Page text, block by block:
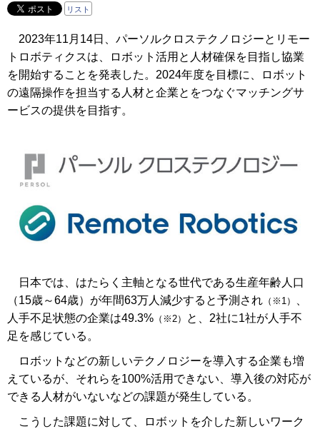
リスト
2023年11月14日、パーソルクロステクノロジーとリモー
トロボティクスは、ロボット活用と人材確保を目指し協業
を開始することを発表した。2024年度を目標に、ロボット
の遠隔操作を担当する人材と企業とをつなぐマッチングサ
ービスの提供を目指す。
日本では、はたらく主軸となる世代である生産年齢人口
（15歳～64歳）が年間63万人減少すると予測され （※1）
人手不足状態の企業は49.3% （※2）
と、2社に1社が人手不
足を感じている。
ロボットなどの新しいテクノロジーを導入する企業も増
えているが、それらを100%活用できない、導入後の対応が
できる人材がいないなどの課題が発生している。
こうした課題に対して、ロボットを介した新しいワーク